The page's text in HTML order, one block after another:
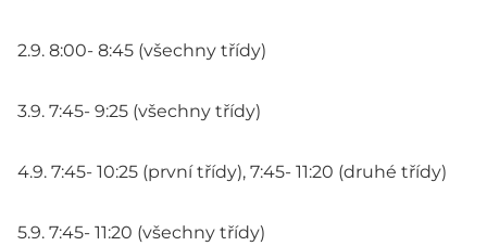
2.9. 8:00- 8:45 (všechny třídy)
3.9. 7:45- 9:25 (všechny třídy)
4.9. 7:45- 10:25 (první třídy), 7:45- 11:20 (druhé třídy)
5.9. 7:45- 11:20 (všechny třídy)